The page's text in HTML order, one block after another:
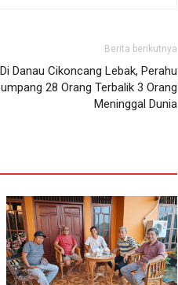
Berita berikutnya
Di Danau Cikoncang Lebak, Perahu
28 Orang Terbalik 3 Orang
Meninggal Dunia